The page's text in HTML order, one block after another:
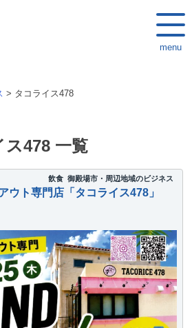
menu
> タコライス478
ス478一覧
飲食 御殿場市・周辺地域のビジネス
ウト専門店「タコライス478」